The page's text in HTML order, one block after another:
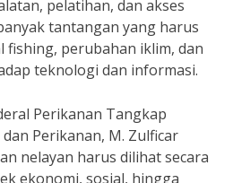
pelatihan, dan akses
tantangan yang harus
fishing, perubahan iklim, dan
teknologi dan informasi.
Perikanan Tangkap
Perikanan, M. Zulficar
nelayan harus dilihat secara
ekonomi, sosial, hingga